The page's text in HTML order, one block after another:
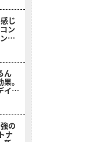
じ
ン
で
ォ
ス
ん
。
イト
」
の
ナ